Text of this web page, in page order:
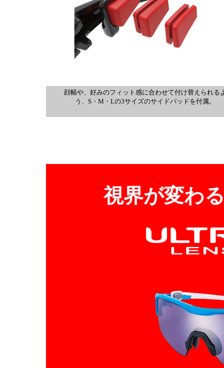
顔幅や、好みのフィット感に合わせて付け替えられる
う、S・M・Lの3サイズのサイドパッドを付属。
視界が変わ